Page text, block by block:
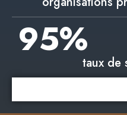
95%
taux de